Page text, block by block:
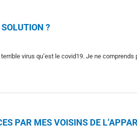
?
virus qu’est le covid19. Je ne
PAR MES VOISINS DE